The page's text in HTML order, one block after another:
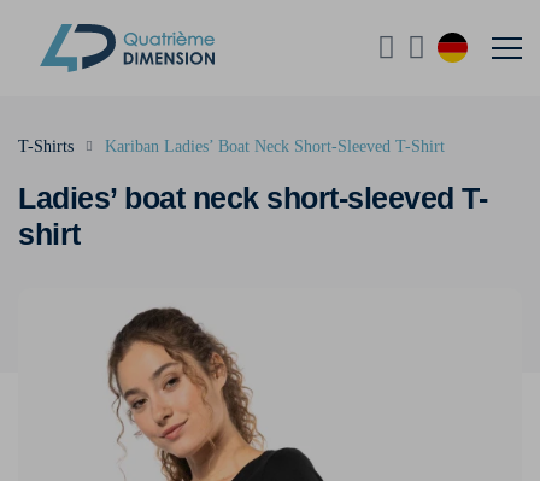
Ladies’ boat neck short-sleeved T-
shirt
T-Shirts Kariban Ladies’ Boat Neck Short-Sleeved T-Shirt